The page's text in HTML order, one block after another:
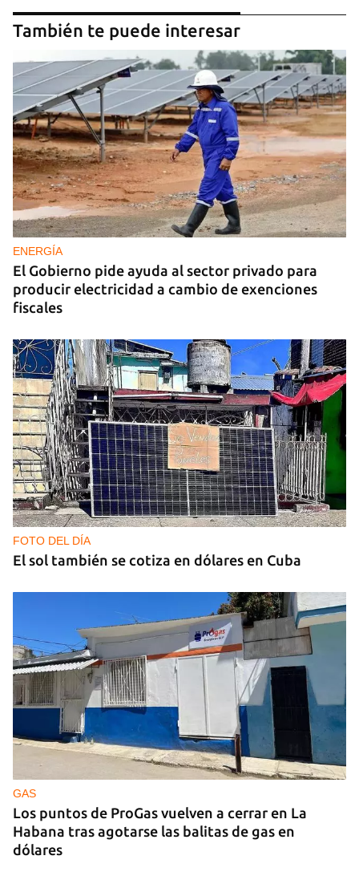
También te puede interesar
ENERGÍA
El Gobierno pide ayuda al sector privado para
producir electricidad a cambio de exenciones
fiscales
FOTO DEL DÍA
El sol también se cotiza en dólares en Cuba
GAS
Los puntos de ProGas vuelven a cerrar en La
Habana tras agotarse las balitas de gas en
dólares